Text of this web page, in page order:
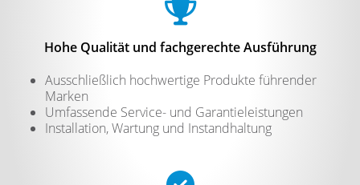
Hohe Qualität und fachgerechte Ausführung
Ausschließlich hochwertige Produkte führender
Marken
Umfassende Service- und Garantieleistungen
Installation, Wartung und Instandhaltung